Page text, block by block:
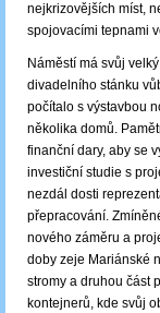
nejkrizovějších míst,
spojovacími tepnami
Náměstí má svůj
divadelního stánku
počítalo s výstavbou
několika domů.
finanční dary, aby se
investiční studie s
nezdál dosti
přepracování.
nového záměru a
doby zeje Mariánské
stromy a druhou část
kontejnerů, kde svůj